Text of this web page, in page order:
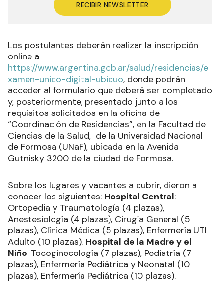
RECIBIR NEWSLETTER
Los postulantes deberán realizar la inscripción
online a
https://www.argentina.gob.ar/salud/residencias/e
xamen-unico-digital-ubicuo, donde podrán
acceder al formulario que deberá ser completado
y, posteriormente, presentado junto a los
requisitos solicitados en la oficina de
“Coordinación de Residencias”, en la Facultad de
Ciencias de la Salud, de la Universidad Nacional
de Formosa (UNaF), ubicada en la Avenida
Gutnisky 3200 de la ciudad de Formosa.
Sobre los lugares y vacantes a cubrir, dieron a
conocer los siguientes: Hospital Central:
Ortopedia y Traumatología (4 plazas),
Anestesiología (4 plazas), Cirugía General (5
plazas), Clínica Médica (5 plazas), Enfermería UTI
Adulto (10 plazas). Hospital de la Madre y el
Niño: Tocoginecología (7 plazas), Pediatría (7
plazas), Enfermería Pediátrica y Neonatal (10
plazas), Enfermería Pediátrica (10 plazas).